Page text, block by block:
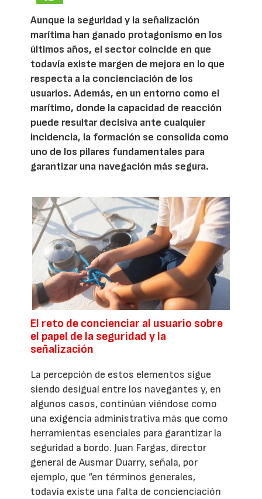
Aunque la seguridad y la señalización
marítima han ganado protagonismo en los
últimos años, el sector coincide en que
todavía existe margen de mejora en lo que
respecta a la concienciación de los
usuarios. Además, en un entorno como el
marítimo, donde la capacidad de reacción
puede resultar decisiva ante cualquier
incidencia, la formación se consolida como
uno de los pilares fundamentales para
garantizar una navegación más segura.
El reto de concienciar al usuario sobre
el papel de la seguridad y la
señalización
La percepción de estos elementos sigue
siendo desigual entre los navegantes y, en
algunos casos, continúan viéndose como
una exigencia administrativa más que como
herramientas esenciales para garantizar la
seguridad a bordo. Juan Fargas, director
general de Ausmar Duarry, señala, por
ejemplo, que “en términos generales,
todavía existe una falta de concienciación